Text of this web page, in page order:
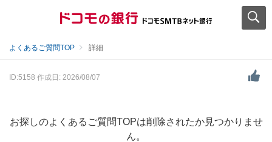
よくあるご質問TOP 詳細
ID:5158 作成日: 2026/08/07
お探しのよくあるご質問TOPは削除されたか見つかりませ
ん。